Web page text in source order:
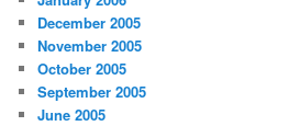
December 2005
November 2005
October 2005
September 2005
June 2005